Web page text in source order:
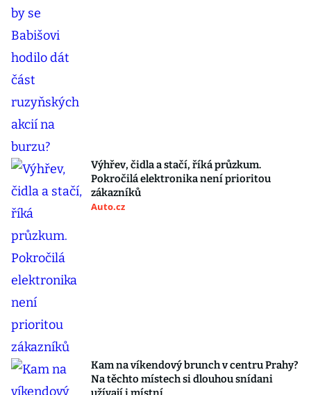
Výhřev, čidla a stačí, říká průzkum.
Pokročilá elektronika není prioritou
zákazníků
Auto.cz
Kam na víkendový brunch v centru Prahy?
Na těchto místech si dlouhou snídani